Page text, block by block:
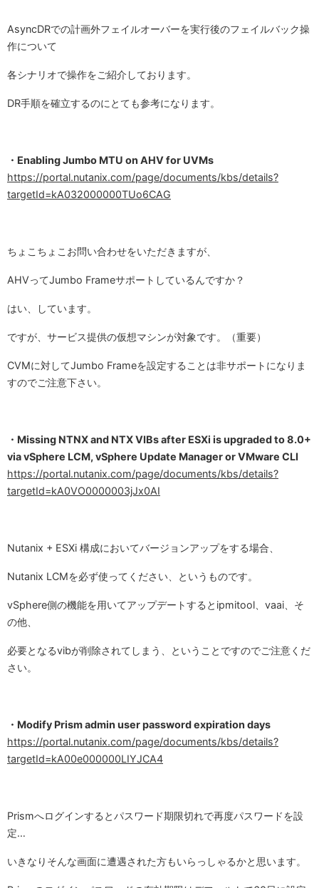
AsyncDRでの計画外フェイルオーバーを実行後のフェイルバック操
作について
各シナリオで操作をご紹介しております。
DR手順を確立するのにとても参考になります。
・Enabling Jumbo MTU on AHV for UVMs
https://portal.nutanix.com/page/documents/kbs/details?
targetId=kA032000000TUo6CAG
ちょこちょこお問い合わせをいただきますが、
AHVってJumbo Frameサポートしているんですか？
はい、しています。
ですが、サービス提供の仮想マシンが対象です。（重要）
CVMに対してJumbo Frameを設定することは非サポートになりま
すのでご注意下さい。
・Missing NTNX and NTX VIBs after ESXi is upgraded to 8.0+
via vSphere LCM, vSphere Update Manager or VMware CLI
https://portal.nutanix.com/page/documents/kbs/details?
targetId=kA0VO0000003jJx0AI
Nutanix + ESXi 構成においてバージョンアップをする場合、
Nutanix LCMを必ず使ってください、というものです。
vSphere側の機能を用いてアップデートするとipmitool、vaai、そ
の他、
必要となるvibが削除されてしまう、ということですのでご注意くだ
さい。
・Modify Prism admin user password expiration days
https://portal.nutanix.com/page/documents/kbs/details?
targetId=kA00e000000LIYJCA4
Prismへログインするとパスワード期限切れで再度パスワードを設
定…
いきなりそんな画面に遭遇された方もいらっしゃるかと思います。